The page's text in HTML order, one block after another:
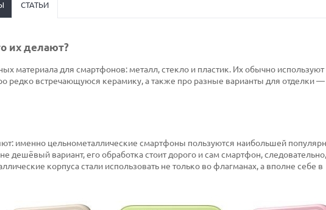
СТАТЬИ
их делают?
материала для смартфонов: металл, стекло и пластик. Их обычно используют
редко встречающуюся керамику, а также про разные варианты для отделки
именно цельнометаллические смартфоны пользуются наибольшей
дешёвый вариант, его обработка стоит дорого и сам смартфон,
корпуса стали использовать не только во флагманах, а вполне себе в